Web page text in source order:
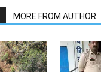
MORE FROM AUTHOR